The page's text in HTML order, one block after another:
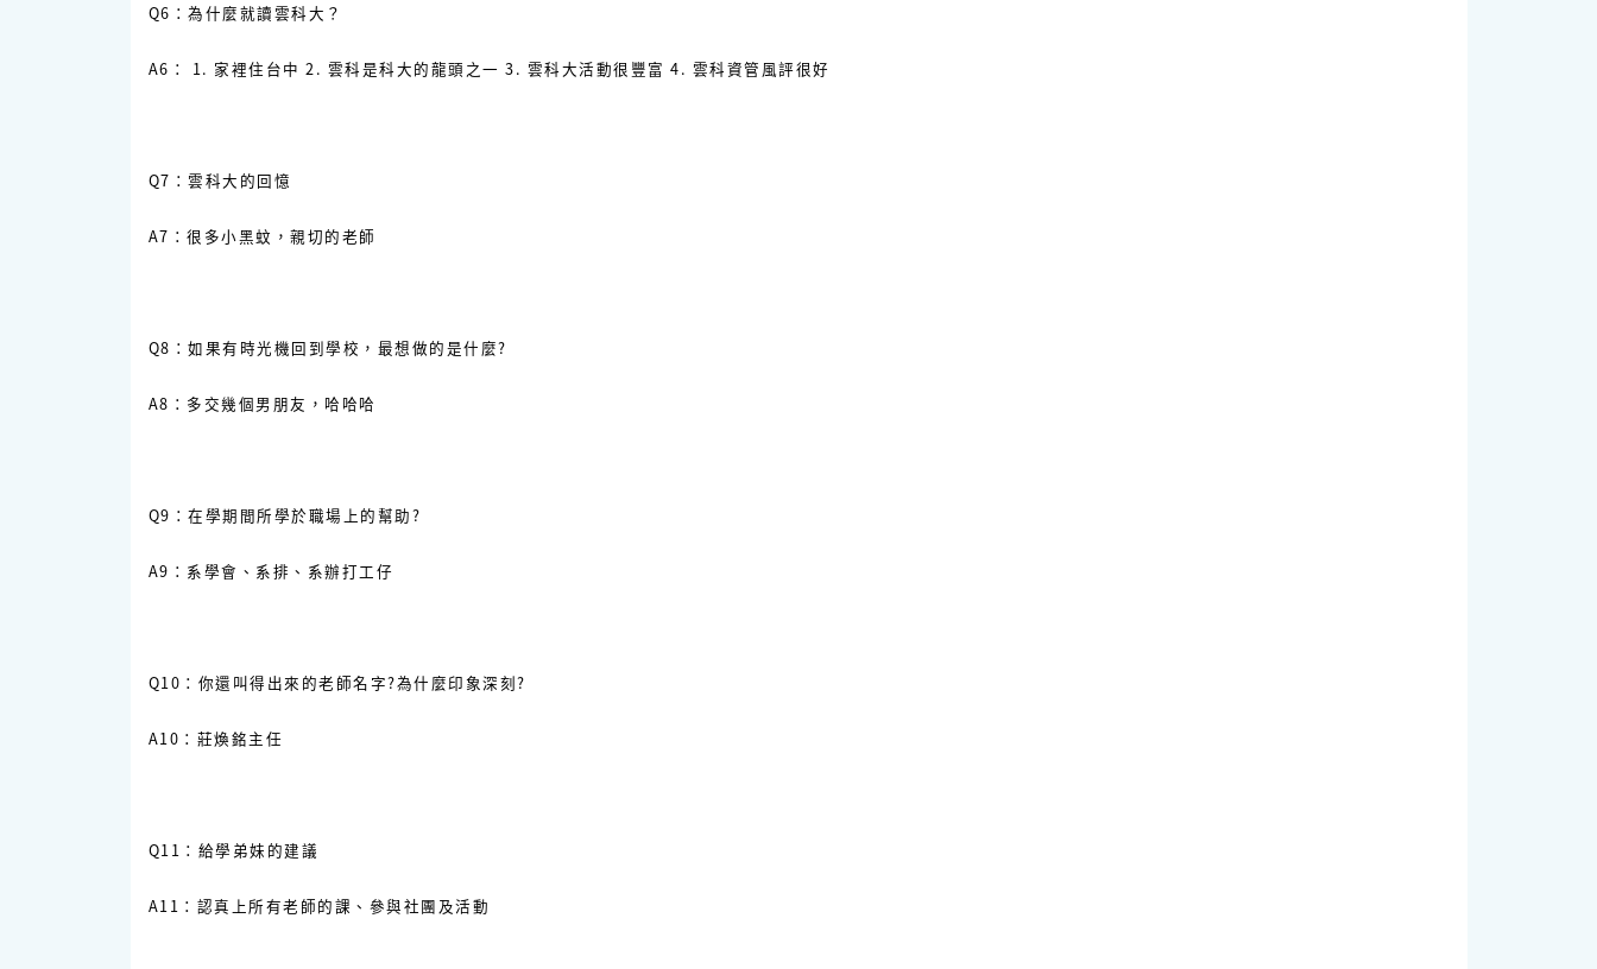
Q6：為什麼就讀雲科大？
A6： 1. 家裡住台中 2. 雲科是科大的龍頭之一 3. 雲科大活動很豐富 4. 雲科資管風評很好
Q7：雲科大的回憶
A7：很多小黑蚊，親切的老師
Q8：如果有時光機回到學校，最想做的是什麼?
A8：多交幾個男朋友，哈哈哈
Q9：在學期間所學於職場上的幫助?
A9：系學會、系排、系辦打工仔
Q10：你還叫得出來的老師名字?為什麼印象深刻?
A10：莊煥銘主任
Q11：給學弟妹的建議
A11：認真上所有老師的課、參與社團及活動